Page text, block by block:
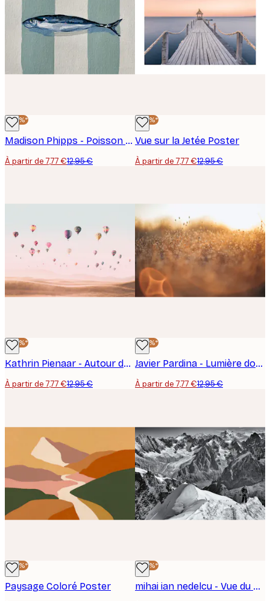
-40%*
Madison Phipps - Poisson Bleu Rayé Poster
À partir de 7,77 €12,95 €
-40%*
Vue sur la Jetée Poster
À partir de 7,77 €12,95 €
-40%*
Kathrin Pienaar - Autour du monde Poster
À partir de 7,77 €12,95 €
-40%*
Javier Pardina - Lumière dorée de prairie Poster
À partir de 7,77 €12,95 €
-40%*
Paysage Coloré Poster
-40%*
mihai ian nedelcu - Vue du sommet alpin Poster